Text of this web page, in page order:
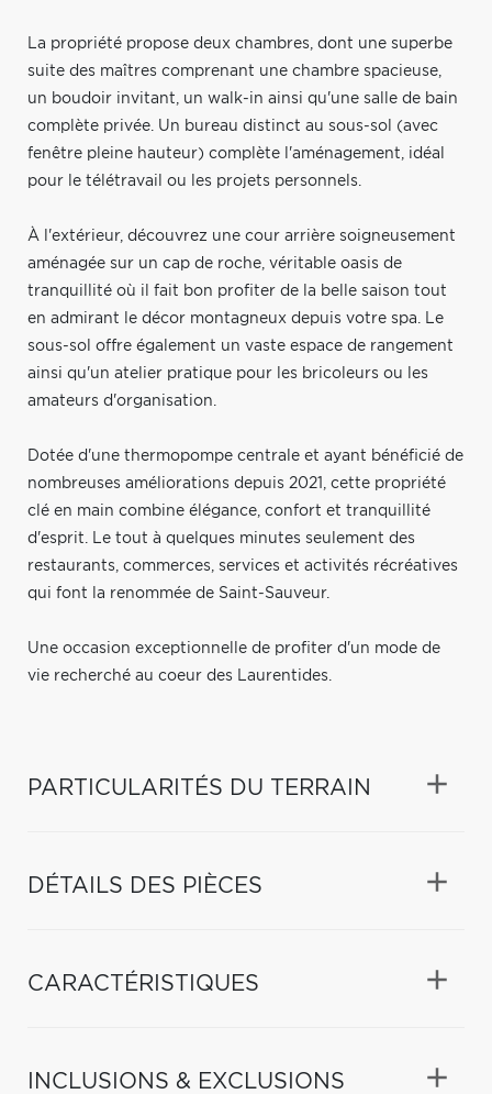
La propriété propose deux chambres, dont une superbe
suite des maîtres comprenant une chambre spacieuse,
un boudoir invitant, un walk-in ainsi qu'une salle de bain
complète privée. Un bureau distinct au sous-sol (avec
fenêtre pleine hauteur) complète l'aménagement, idéal
pour le télétravail ou les projets personnels.
À l'extérieur, découvrez une cour arrière soigneusement
aménagée sur un cap de roche, véritable oasis de
tranquillité où il fait bon profiter de la belle saison tout
en admirant le décor montagneux depuis votre spa. Le
sous-sol offre également un vaste espace de rangement
ainsi qu'un atelier pratique pour les bricoleurs ou les
amateurs d'organisation.
Dotée d'une thermopompe centrale et ayant bénéficié de
nombreuses améliorations depuis 2021, cette propriété
clé en main combine élégance, confort et tranquillité
d'esprit. Le tout à quelques minutes seulement des
restaurants, commerces, services et activités récréatives
qui font la renommée de Saint-Sauveur.
Une occasion exceptionnelle de profiter d'un mode de
vie recherché au coeur des Laurentides.
PARTICULARITÉS DU TERRAIN
DÉTAILS DES PIÈCES
CARACTÉRISTIQUES
INCLUSIONS & EXCLUSIONS